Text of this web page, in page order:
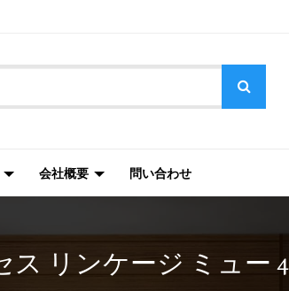
会社概要 問い合わせ
リンケージ ミュー